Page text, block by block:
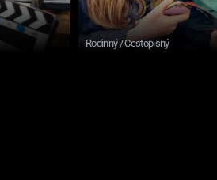
Rodinný / Cestopisný